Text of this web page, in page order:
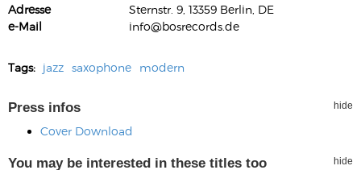
Adresse
Sternstr. 9, 13359 Berlin, DE
e-Mail
info@bosrecords.de
Tags: jazz saxophone modern
Press infos hide
Cover Download
You may be interested in these titles too hide